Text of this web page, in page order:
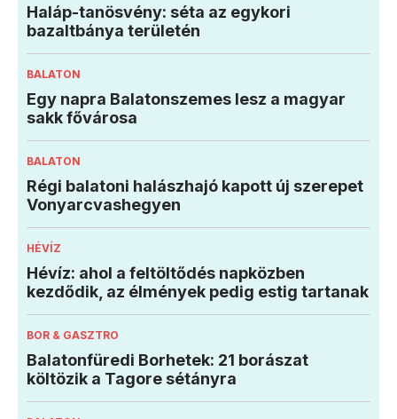
Haláp-tanösvény: séta az egykori
bazaltbánya területén
BALATON
Egy napra Balatonszemes lesz a magyar
sakk fővárosa
BALATON
Régi balatoni halászhajó kapott új szerepet
Vonyarcvashegyen
HÉVÍZ
Hévíz: ahol a feltöltődés napközben
kezdődik, az élmények pedig estig tartanak
BOR & GASZTRO
Balatonfüredi Borhetek: 21 borászat
költözik a Tagore sétányra